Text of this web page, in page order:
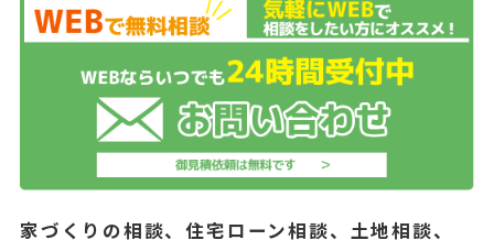
家づくりの相談、住宅ローン相談、土地相談、